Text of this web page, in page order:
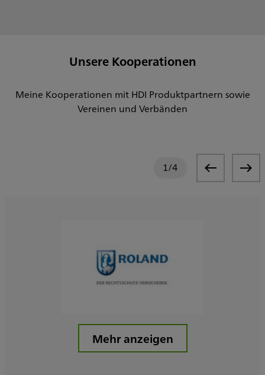
Unsere Kooperationen
Meine Kooperationen mit HDI Produktpartnern sowie
Vereinen und Verbänden
1/4
Mehr anzeigen